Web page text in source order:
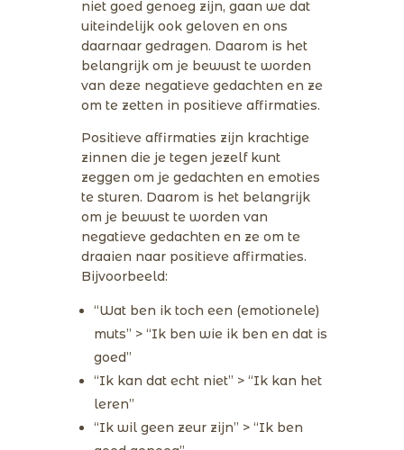
niet goed genoeg zijn, gaan we dat
uiteindelijk ook geloven en ons
daarnaar gedragen. Daarom is het
belangrijk om je bewust te worden
van deze negatieve gedachten en ze
om te zetten in positieve affirmaties.
Positieve affirmaties zijn krachtige
zinnen die je tegen jezelf kunt
zeggen om je gedachten en emoties
te sturen. Daarom is het belangrijk
om je bewust te worden van
negatieve gedachten en ze om te
draaien naar positieve affirmaties.
Bijvoorbeeld:
“Wat ben ik toch een (emotionele)
muts” > “Ik ben wie ik ben en dat is
goed”
“Ik kan dat echt niet” > “Ik kan het
leren”
“Ik wil geen zeur zijn” > “Ik ben